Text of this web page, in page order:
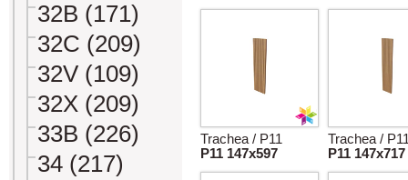
32B (171)
32C (209)
32V (109)
32X (209)
33B (226)
34 (217)
Trachea / P11
P11 147x597
Trachea /
P11 147x717